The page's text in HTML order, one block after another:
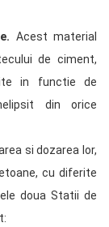
Acest material
de ciment,
in functie de
din orice
si dozarea lor,
cu diferite
doua Statii de